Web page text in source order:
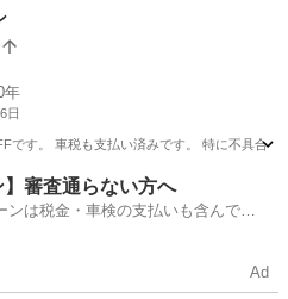
年
日
す。 車税も支払い済みです。 特に不具合な
ステップワゴン
】審査通らない方へ
ンは税金・車検の支払いも含んでい
Ad